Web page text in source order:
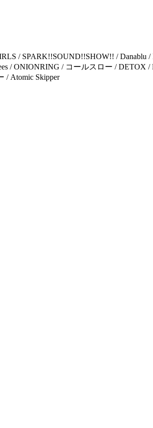
/ SPARK!!SOUND!!SHOW!! / Danablu
/ ONIONRING / コールスロー /
/ Atomic Skipper